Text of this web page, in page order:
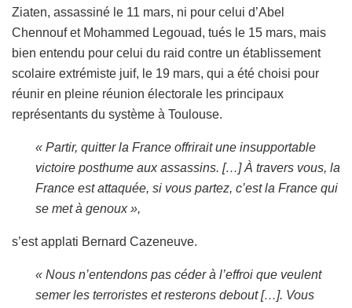
Ziaten, assassiné le 11 mars, ni pour celui d’Abel
Chennouf et Mohammed Legouad, tués le 15 mars, mais
bien entendu pour celui du raid contre un établissement
scolaire extrémiste juif, le 19 mars, qui a été choisi pour
réunir en pleine réunion électorale les principaux
représentants du système à Toulouse.
« Partir, quitter la France offrirait une insupportable
victoire posthume aux assassins. […] À travers vous, la
France est attaquée, si vous partez, c’est la France qui
se met à genoux »,
s’est applati Bernard Cazeneuve.
« Nous n’entendons pas céder à l’effroi que veulent
semer les terroristes et resterons debout […]. Vous